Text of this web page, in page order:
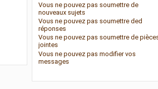
Vous ne pouvez pas soumettre de
nouveaux sujets
Vous ne pouvez pas soumettre ded
réponses
Vous ne pouvez pas soumettre de
jointes
Vous ne pouvez pas modifier vos
messages